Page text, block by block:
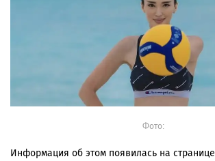
Фото:
Информация об этом появилась на странице